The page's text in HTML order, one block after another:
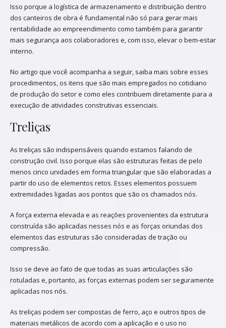
Isso porque a logística de armazenamento e distribuição dentro
dos canteiros de obra é fundamental não só para gerar mais
rentabilidade ao empreendimento como também para garantir
mais segurança aos colaboradores e, com isso, elevar o bem-estar
interno.
No artigo que você acompanha a seguir, saiba mais sobre esses
procedimentos, os itens que são mais empregados no cotidiano
de produção do setor e como eles contribuem diretamente para a
execução de atividades construtivas essenciais.
Treliças
As treliças são indispensáveis quando estamos falando de
construção civil. Isso porque elas são estruturas feitas de pelo
menos cinco unidades em forma triangular que são elaboradas a
partir do uso de elementos retos. Esses elementos possuem
extremidades ligadas aos pontos que são os chamados nós.
A força externa elevada e as reações provenientes da estrutura
construída são aplicadas nesses nós e as forças oriundas dos
elementos das estruturas são consideradas de tração ou
compressão.
Isso se deve ao fato de que todas as suas articulações são
rotuladas e, portanto, as forças externas podem ser seguramente
aplicadas nos nós.
As treliças podem ser compostas de ferro, aço e outros tipos de
materiais metálicos de acordo com a aplicação e o uso no